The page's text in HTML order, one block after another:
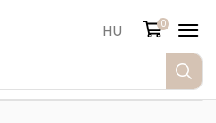
HU 0